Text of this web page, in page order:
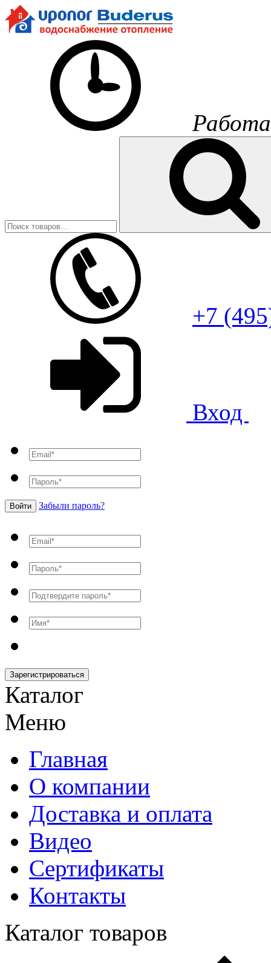
+7
Вход
Войти Забыли пароль?
Зарегистрироваться
Каталог
Меню
Главная
О компании
Доставка и оплата
Видео
Сертификаты
Контакты
Каталог товаров